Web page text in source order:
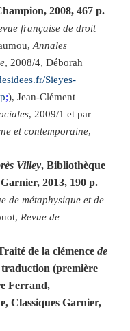
2008, 467 p.
française de droit
Annales
, 2008/4, Déborah
Sieyes-
;), Jean-Clément
, 2009/1 et par
et contemporaine,
Villey, Bibliothèque
2013, 190 p.
de métaphysique et de
Revue de
de la clémence de
(première
Ferrand,
Classiques Garnier,